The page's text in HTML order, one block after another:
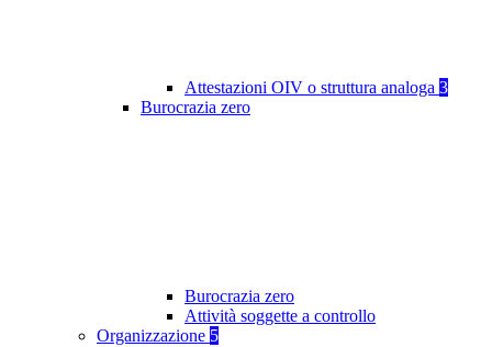
Attestazioni OIV o struttura analoga 3
Burocrazia zero
Burocrazia zero
Attività soggette a controllo
Organizzazione 5